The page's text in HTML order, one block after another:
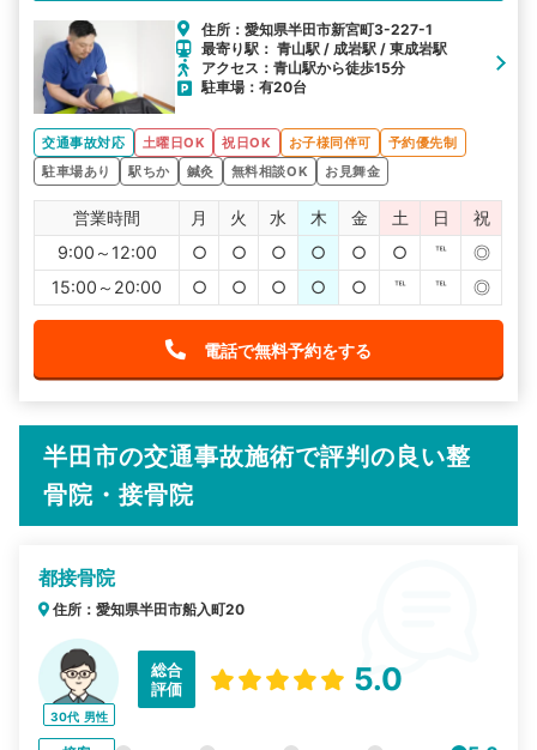
住所：愛知県半田市新宮町3-227-1
最寄り駅： 青山駅 / 成岩駅 / 東成岩駅
アクセス：青山駅から徒歩15分
駐車場：有20台
交通事故対応 土曜日OK 祝日OK お子様同伴可
予約優先制
駐車場あり
駅ちか 鍼灸 無料相談OK お見舞金
営業時間 月 火 水 木 金 土 日
祝
9:00～12:00
○ ○ ○ ○ ○ ○ ℡
◎
15:00～20:00
○ ○ ○ ○ ○ ℡ ℡ ◎
電話で無料予約をする
半田市の交通事故施術で評判の良い整
骨院・接骨院
都接骨院
住所：愛知県半田市船入町20
30代 男性
総合
評価
5.0